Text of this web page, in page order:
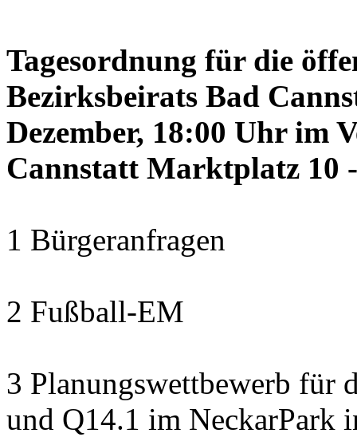
Tagesordnung für die
Bezirksbeirats Bad
Dezember, 18:00 Uhr im
Cannstatt Marktplatz 10
1 Bürgeranfragen
2 Fußball-EM
3 Planungswettbewerb für
und Q14.1 im NeckarPark